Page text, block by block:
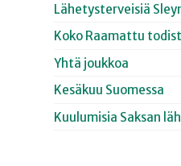
Lähetysterveisiä
Koko Raamattu
Yhtä joukkoa
Kesäkuu Suomessa
Kuulumisia Saksan